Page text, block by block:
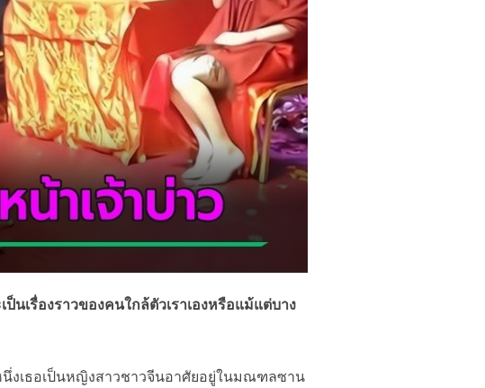
นเรื่องราวของคนใกล้ตัวเราเองหรือแม้แต่บาง
งเธอเป็นหญิงสาวชาวจีนอาศัยอยู่ในมณฑลซาน